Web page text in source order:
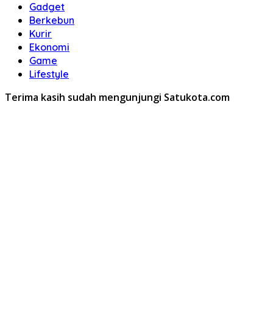
Gadget
Berkebun
Kurir
Ekonomi
Game
Lifestyle
Terima kasih sudah mengunjungi Satukota.com